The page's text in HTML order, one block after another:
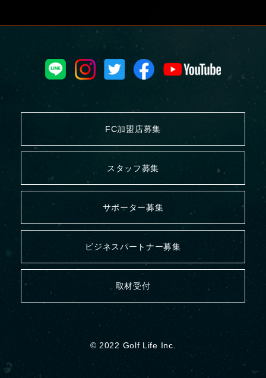
FC加盟店募集
スタッフ募集
サポーター募集
ビジネスパートナー募集
取材受付
© 2022 Golf Life Inc.